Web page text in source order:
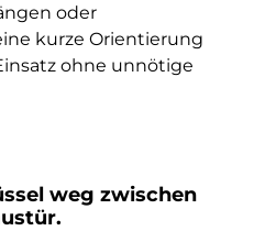
oder
kurze Orientierung
ohne unnötige
weg zwischen